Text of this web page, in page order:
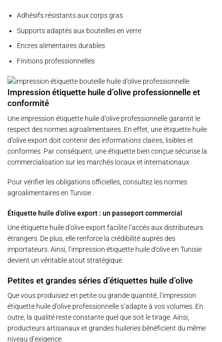
Adhésifs résistants aux corps gras
Supports adaptés aux bouteilles en verre
Encres alimentaires durables
Finitions professionnelles
Impression étiquette huile d’olive professionnelle et
conformité
Une impression étiquette huile d’olive professionnelle garantit le
respect des normes agroalimentaires. En effet, une étiquette huile
d’olive export doit contenir des informations claires, lisibles et
conformes. Par conséquent, une étiquette bien conçue sécurise la
commercialisation sur les marchés locaux et internationaux.
Pour vérifier les obligations officielles, consultez les normes
agroalimentaires en Tunisie .
Étiquette huile d’olive export : un passeport commercial
Une étiquette huile d’olive export facilite l’accès aux distributeurs
étrangers. De plus, elle renforce la crédibilité auprès des
importateurs. Ainsi, l’impression étiquette huile d’olive en Tunisie
devient un véritable atout stratégique.
Petites et grandes séries d’étiquettes huile d’olive
Que vous produisiez en petite ou grande quantité, l’impression
étiquette huile d’olive professionnelle s’adapte à vos volumes. En
outre, la qualité reste constante quel que soit le tirage. Ainsi,
producteurs artisanaux et grandes huileries bénéficient du même
niveau d’exigence.